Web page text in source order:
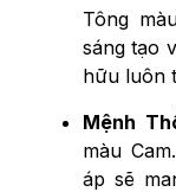
Tông
sáng tạo
hữu luôn
Mệnh
màu
áp sẽ